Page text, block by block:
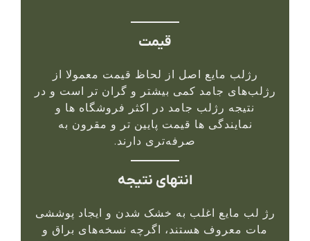
قیمت
رژلب مایع اصل از لحاظ قیمت معمولا از
رژلب‌های جامد کمی بیشتر و گران تر است و در
نتیجه رژلب جامد در اکثر فروشگاه ها و
نمایندگی ها قیمت پایین تر و مقرون به
صرفه‌تری دارند.
انتهای نتیجه
رژ لب مایع اغلب به خشک شدن و ایجاد پوششی
مات معروف هستند، اگرچه نسخه‌های براق و